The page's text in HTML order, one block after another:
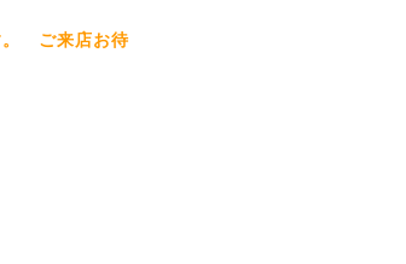
。 ご来店お待